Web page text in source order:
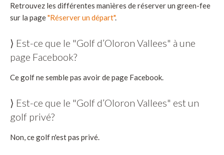
Retrouvez les différentes manières de réserver un green-fee
sur la page"Réserver un départ".
⟩ Est-ce que le "Golf d’Oloron Vallees" à une
page Facebook?
Ce golf ne semble pas avoir de page Facebook.
⟩ Est-ce que le "Golf d’Oloron Vallees" est un
golf privé?
Non, ce golf n'est pas privé.